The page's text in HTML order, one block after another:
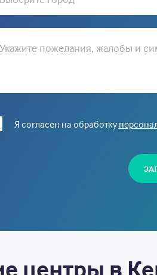
Укажите пожелания, жалобы и
Я согласен на обработку
центры в